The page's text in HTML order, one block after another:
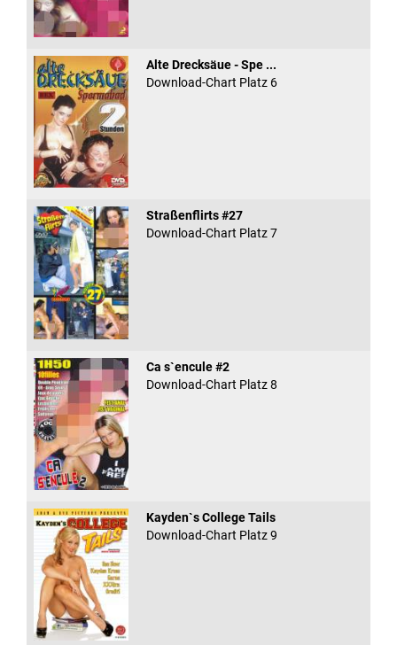
Alte Drecksäue - Spe ...
Download-Chart Platz 6
Straßenflirts #27
Download-Chart Platz 7
Ca s`encule #2
Download-Chart Platz 8
Kayden`s College Tails
Download-Chart Platz 9